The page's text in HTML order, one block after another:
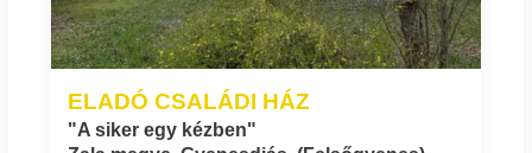
ELADÓ CSALÁDI HÁZ
"A siker egy kézben"